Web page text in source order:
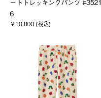
ートトレッキングパンツ #3521
6
￥10,800 (税込)